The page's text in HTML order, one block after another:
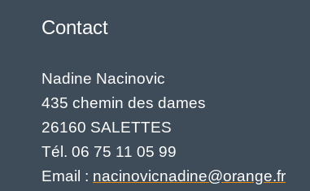
Contact
Nadine Nacinovic
435 chemin des dames
26160 SALETTES
Tél. 06 75 11 05 99
Email : nacinovicnadine@orange.fr